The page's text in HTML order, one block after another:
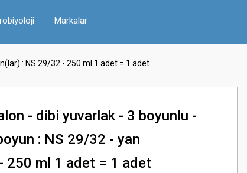
Markalar
: NS 29/32 - 250 ml 1 adet = 1 adet
- dibi yuvarlak - 3 boyunlu -
: NS 29/32 - yan
250 ml 1 adet = 1 adet